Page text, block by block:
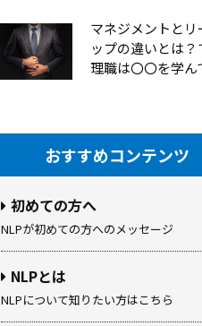
マネジメントとリ
ップの違いとは
理職は〇〇を学ん
おすすめコンテンツ
初めての方へ
NLPが初めての方へのメッセージ
NLPとは
NLPについて知りたい方はこちら